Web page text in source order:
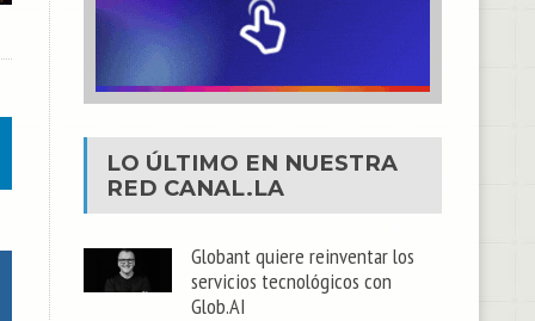
LO ÚLTIMO EN NUESTRA
RED CANAL.LA
Globant quiere reinventar los
servicios tecnológicos con
Glob.AI